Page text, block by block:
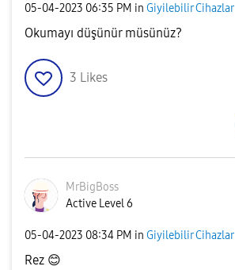
‎05-04-2023 06:35 PM in Giyilebilir Cihazlar
Okumayı düşünür müsünüz?
3 Likes
MrBigBoss
Active Level 6
‎05-04-2023 08:34 PM in Giyilebilir Cihazlar
Rez 😊